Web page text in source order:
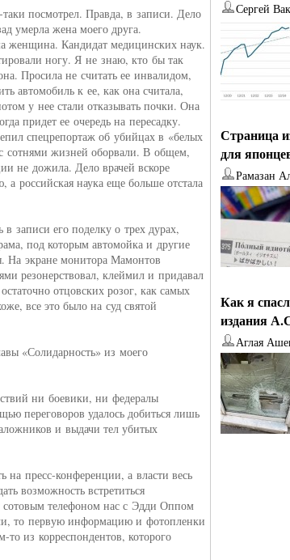
посмотрел. Правда, в записи. Дело
умерла жена моего друга.
женщина. Кандидат медицинских наук.
ногу. Я не знаю, кто бы так
Просила не считать ее инвалидом,
автомобиль к ее, как она считала,
у нее стали отказывать почки. Она
придет ее очередь на пересадку.
спецрепортаж об убийцах в «белых
сотнями жизней оборвали. В общем,
не дожила. Дело врачей вскоре
а российская наука еще больше отстала
записи его поделку о трех дурах,
под которым автомойка и другие
На экране монитора Мамонтов
резонерствовал, клеймил и придавал
отцовских розог, как самых
все это было на суд святой
«Солидарность» из моего
ни боевики, ни федералы
переговоров удалось добиться лишь
и выдачи тел убитых
на пресс-конференции, а власти весь
возможность встретиться
сотовым телефоном нас с Эдди Оппом
то первую информацию и фотопленки
из корреспондентов, которого
Сергей
Страница
для
Рамазан
Как я
издания
Аглая